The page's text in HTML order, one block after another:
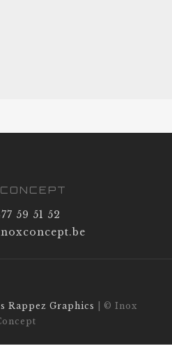
59 51 52
Rappez Graphics
| © Inox